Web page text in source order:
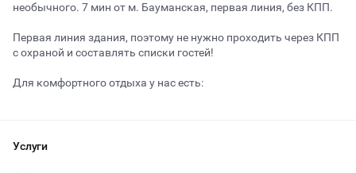
необычного. 7 мин от м. Бауманская, первая линия, без КПП.
Первая линия здания, поэтому не нужно проходить через КПП
с охраной и составлять списки гостей!
Для комфортного отдыха у нас есть:
качественный звук
Услуги
ВЕЧЕРИНКИ
Начало